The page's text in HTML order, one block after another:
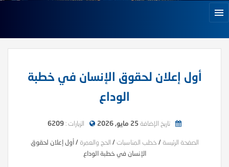
أول إعلان لحقوق الإنسان في خطبة
الوداع
تاريخ الإضافة 25 مايو, 2026 الزيارات : 6209
الصفحة الرئيسة / خطب المناسبات / الحج والعمرة / أول إعلان لحقوق
الإنسان في خطبة الوداع